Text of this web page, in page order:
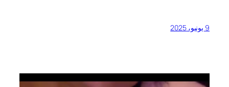
9 يونيو، 2025